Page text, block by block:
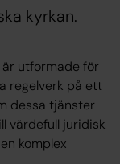
kyrkan.
utformade för
regelverk på ett
dessa tjänster
värdefull juridisk
komplex